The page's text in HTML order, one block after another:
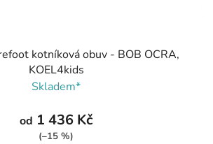
kotníková obuv - BOB OCRA,
KOEL4kids
Skladem*
od 1 436 Kč
(–15 %)